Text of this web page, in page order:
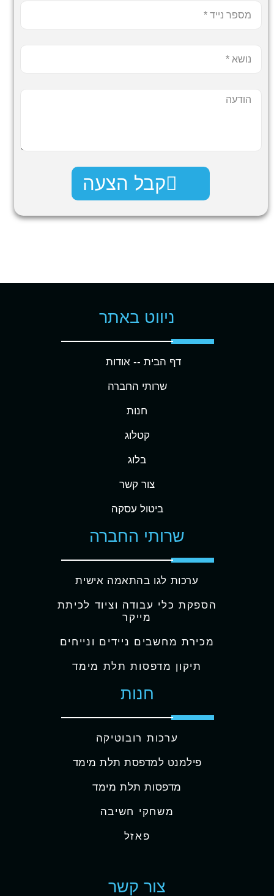
קבל הצעה
ניווט באתר
דף הבית -- אודות
שרותי החברה
חנות
קטלוג
בלוג
צור קשר
ביטול עסקה
שרותי החברה
ערכות לגו בהתאמה אישית
הספקת כלי עבודה וציוד לכיתת
מייקר
מכירת מחשבים ניידים ונייחים
תיקון מדפסות תלת מימד
חנות
ערכות רובוטיקה
פילמנט למדפסת תלת מימד
מדפסות תלת מימד
משחקי חשיבה
פאזל
צור קשר